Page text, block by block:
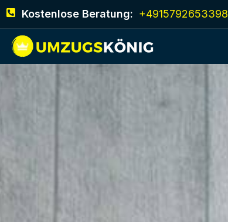
Kostenlose Beratung: +4915792653398